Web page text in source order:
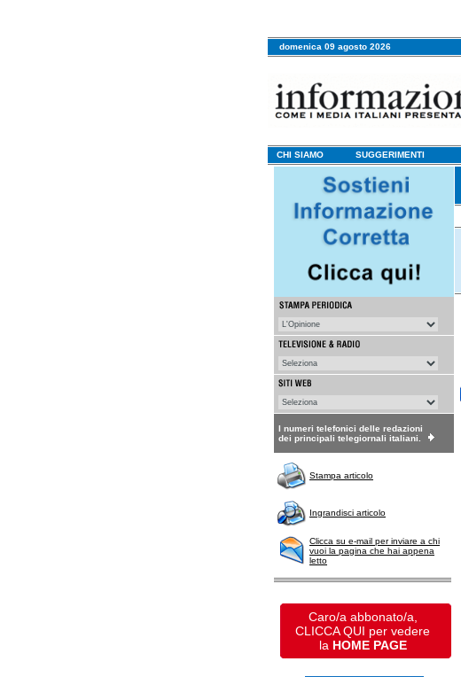
domenica 09 agosto 2026
CHI SIAMO SUGGERIMENTI
I numeri telefonici delle redazioni
dei principali telegiornali italiani.
Stampa articolo
Ingrandisci articolo
Clicca su e-mail per inviare a chi
vuoi la pagina che hai appena
letto
Caro/a abbonato/a,
CLICCA QUI per vedere
la HOME PAGE